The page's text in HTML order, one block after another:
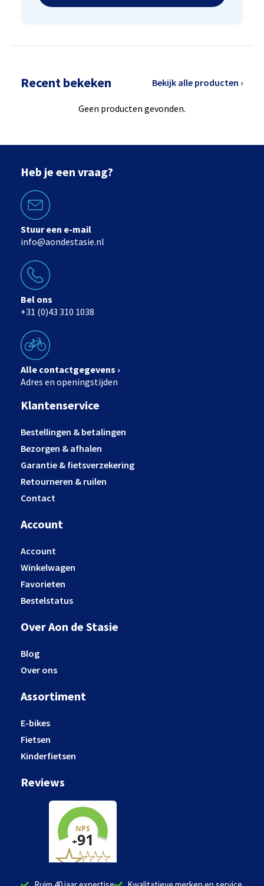
Recent bekeken Bekijk alle producten ›
Geen producten gevonden.
Heb je een vraag?
Stuur een e-mail
info@aondestasie.nl
Bel ons
+31 (0)43 310 1038
Alle contactgegevens ›
Adres en openingstijden
Klantenservice
Bestellingen & betalingen
Bezorgen & afhalen
Garantie & fietsverzekering
Retourneren & ruilen
Contact
Account
Account
Winkelwagen
Favorieten
Bestelstatus
Over Aon de Stasie
Blog
Over ons
Assortiment
E-bikes
Fietsen
Kinderfietsen
Reviews